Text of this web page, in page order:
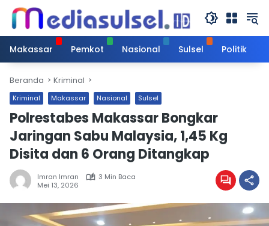
Langsung
konten
Makassar
Pemkot Nasional Sulsel Politik
Beranda Kriminal
Kriminal Makassar Nasional Sulsel
Polrestabes Makassar Bongkar
Jaringan Sabu Malaysia, 1,45 Kg
Disita dan 6 Orang Ditangkap
Imran Imran
3 Min Baca
Mei 13, 2026